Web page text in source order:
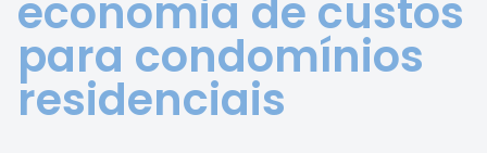
economia de custos
para condomínios
residenciais